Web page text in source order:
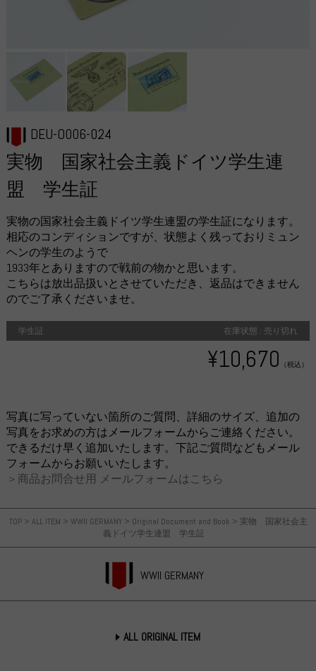
TOP> ALL ITEM > WWII GERMANY> Original Document and Book > 実物 国家社会主
義ドイツ学生連盟 学生証
WWII GERMANY
ALL ORIGINAL ITEM
DEU-O006-024
実物 国家社会主義ドイツ学生連
盟 学生証
実物の国家社会主義ドイツ学生連盟の学生証になります。
相応のコンディションですが、状態よく残っておりミュン
ヘンの学生のようで
1933年とありますので戦前の物かと思います。
こちらは放出品扱いとさせていただき、返品はできません
のでご了承くださいませ。
学生証 在庫状態 : 売り切れ
¥10,670 （税込）
写真に写っていない箇所のご質問、詳細のサイズ、追加の
写真をお求めの方はメールフォームからご連絡ください。
できるだけ早く追加いたします。下記ご質問などもメール
フォームからお願いいたします。
＞商品お問合せ用 メールフォームはこちら